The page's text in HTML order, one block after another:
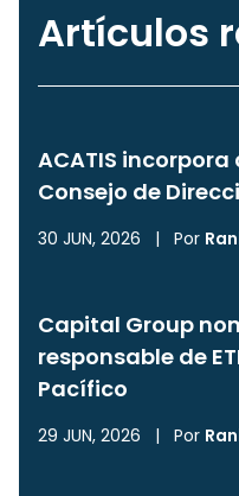
Artículos
ACATIS
Consejo de
30 JUN, 2026 | Por
Capital Group
responsable de
Pacífico
29 JUN, 2026 | Por